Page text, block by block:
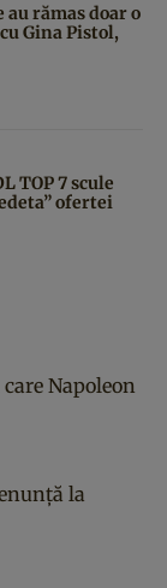
rămas doar o
Gina Pistol,
TOP 7 scule
ofertei
Napoleon
la